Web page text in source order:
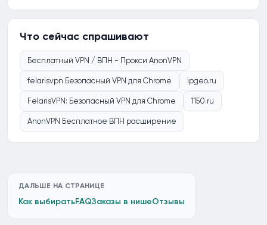
Что сейчас спрашивают
Бесплатный VPN / ВПН - Прокси AnonVPN
felarisvpn Безопасный VPN для Chrome ipgeo.ru
FelarisVPN: Безопасный VPN для Chrome 1150.ru
AnonVPN Бесплатное ВПН расширение
ДАЛЬШЕ НА СТРАНИЦЕ
Как выбиратьFAQЗаказы в нишеОтзывы